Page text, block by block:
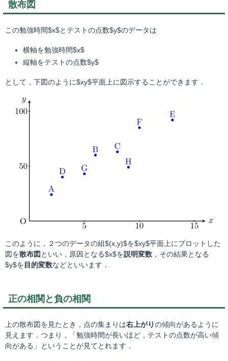
散布図
この勉強時間$x$とテストの点数$y$のデータは
横軸を勉強時間$x$
縦軸をテストの点数$y$
として，下図のように$xy$平面上に図示することができます．
このように，２つのデータの組$(x,y)$を$xy$平面上にプロットした
図を散布図 といい，原因となる$x$を説明変数 ，その結果となる
$y$を 目的変数などといいます．
正の相関と負の相関
上の散布図を見たとき，点の集まりは右上がりの傾向があるように
見えます．つまり，「勉強時間が長いほど，テストの点数が高い傾
向がある」ということが見てとれます．